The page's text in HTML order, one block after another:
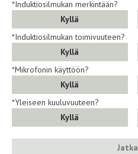
*Induktiosilmukan merkintään?
Kyllä
*Induktiosilmukan toimivuuteen?
Kyllä
*Mikrofonin käyttöön?
Kyllä
*Yleiseen kuuluvuuteen?
Kyllä
Jatka